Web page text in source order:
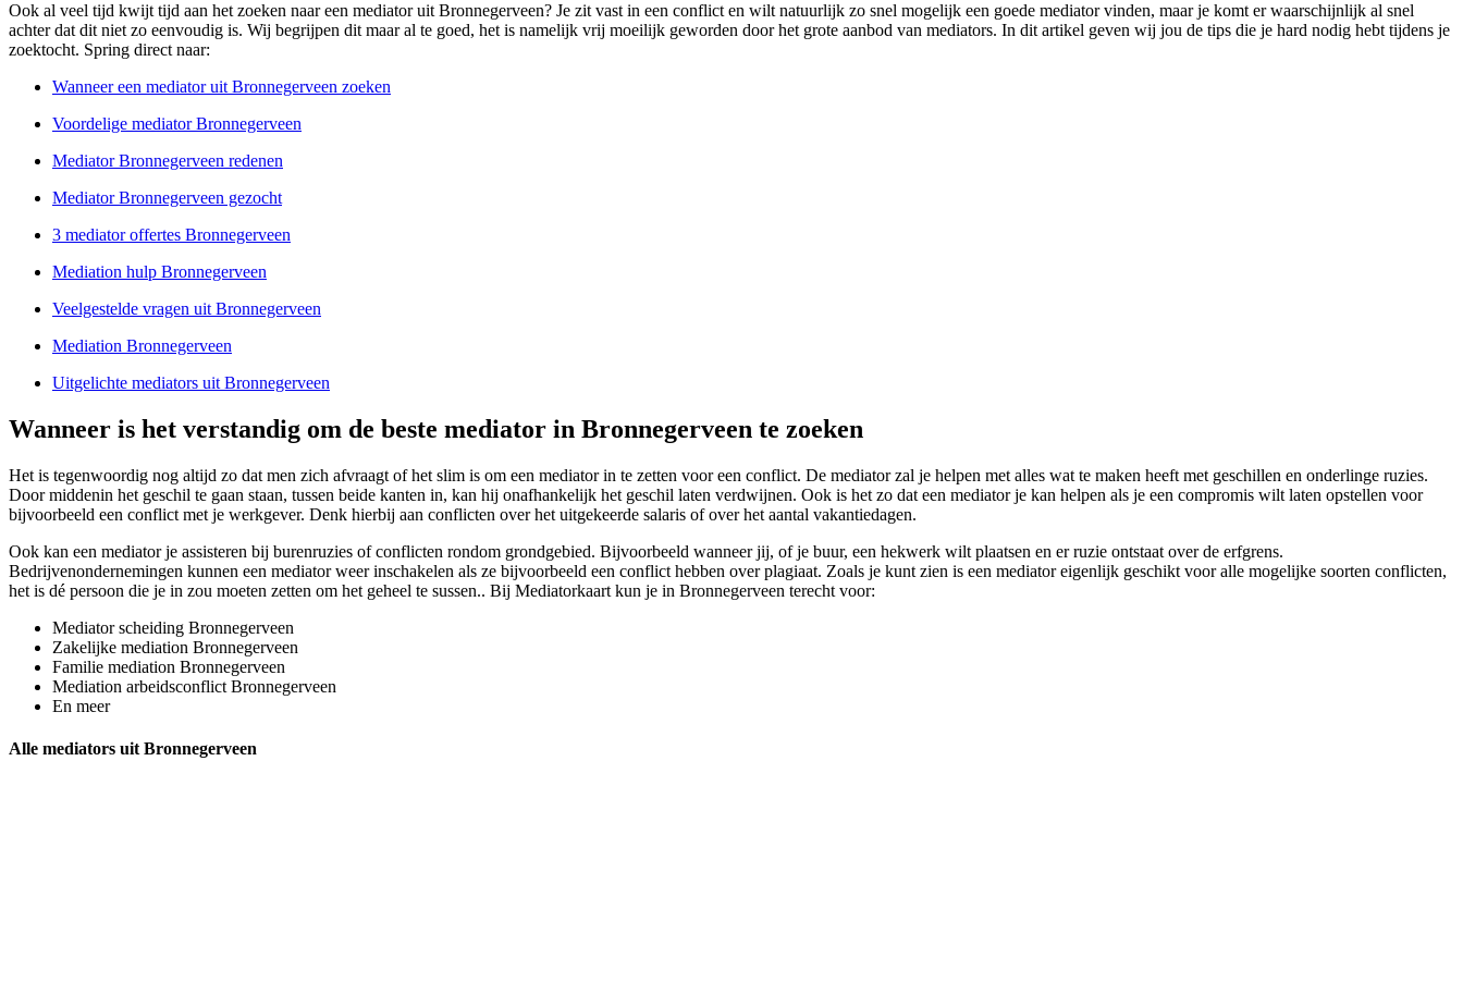
Ook al veel tijd kwijt tijd aan het zoeken naar een mediator uit Bronnegerveen? Je zit vast in een conflict en wilt natuurlijk zo snel mogelijk een goede mediator vinden, maar je komt er waarschijnlijk al snel
achter dat dit niet zo eenvoudig is. Wij begrijpen dit maar al te goed, het is namelijk vrij moeilijk geworden door het grote aanbod van mediators. In dit artikel geven wij jou de tips die je hard nodig hebt tijdens je
zoektocht. Spring direct naar:
Wanneer een mediator uit Bronnegerveen zoeken
Voordelige mediator Bronnegerveen
Mediator Bronnegerveen redenen
Mediator Bronnegerveen gezocht
3 mediator offertes Bronnegerveen
Mediation hulp Bronnegerveen
Veelgestelde vragen uit Bronnegerveen
Mediation Bronnegerveen
Uitgelichte mediators uit Bronnegerveen
Wanneer is het verstandig om de beste mediator in Bronnegerveen te zoeken
Het is tegenwoordig nog altijd zo dat men zich afvraagt of het slim is om een mediator in te zetten voor een conflict. De mediator zal je helpen met alles wat te maken heeft met geschillen en onderlinge ruzies.
Door middenin het geschil te gaan staan, tussen beide kanten in, kan hij onafhankelijk het geschil laten verdwijnen. Ook is het zo dat een mediator je kan helpen als je een compromis wilt laten opstellen voor
bijvoorbeeld een conflict met je werkgever. Denk hierbij aan conflicten over het uitgekeerde salaris of over het aantal vakantiedagen.
Ook kan een mediator je assisteren bij burenruzies of conflicten rondom grondgebied. Bijvoorbeeld wanneer jij, of je buur, een hekwerk wilt plaatsen en er ruzie ontstaat over de erfgrens.
Bedrijvenondernemingen kunnen een mediator weer inschakelen als ze bijvoorbeeld een conflict hebben over plagiaat. Zoals je kunt zien is een mediator eigenlijk geschikt voor alle mogelijke soorten conflicten,
het is dé persoon die je in zou moeten zetten om het geheel te sussen.. Bij Mediatorkaart kun je in Bronnegerveen terecht voor:
Mediator scheiding Bronnegerveen
Zakelijke mediation Bronnegerveen
Familie mediation Bronnegerveen
Mediation arbeidsconflict Bronnegerveen
En meer
Alle mediators uit Bronnegerveen